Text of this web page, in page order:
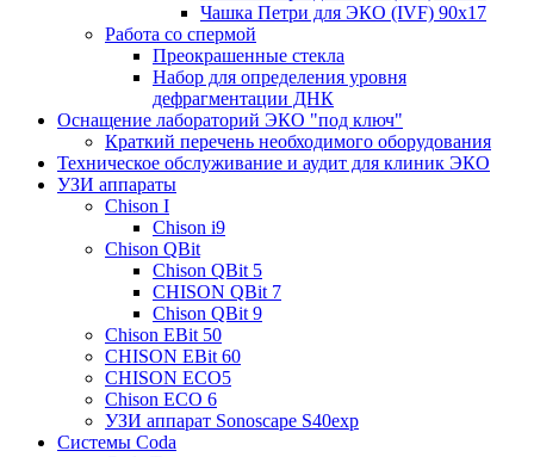
Чашка Петри для ЭКО (IVF) 90х17
Работа со спермой
Преокрашенные стекла
Набор для определения уровня
дефрагментации ДНК
Оснащение лабораторий ЭКО "под ключ"
Краткий перечень необходимого оборудования
Техническое обслуживание и аудит для клиник ЭКО
УЗИ аппараты
Chison I
Chison i9
Chison QBit
Chison QBit 5
CHISON QBit 7
Chison QBit 9
Chison EBit 50
CHISON EBit 60
CHISON ECO5
Chison ECO 6
УЗИ аппарат Sonoscape S40exp
Системы Coda